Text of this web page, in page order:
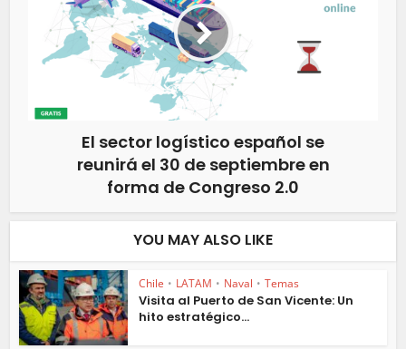
El sector logístico español se
reunirá el 30 de septiembre en
forma de Congreso 2.0
YOU MAY ALSO LIKE
Chile • LATAM • Naval • Temas
Visita al Puerto de San Vicente: Un
hito estratégico...